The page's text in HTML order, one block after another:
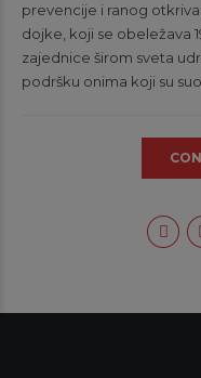
prevencije i ranog
dojke, koji se obeležava
zajednice širom sveta
podršku onima koji su